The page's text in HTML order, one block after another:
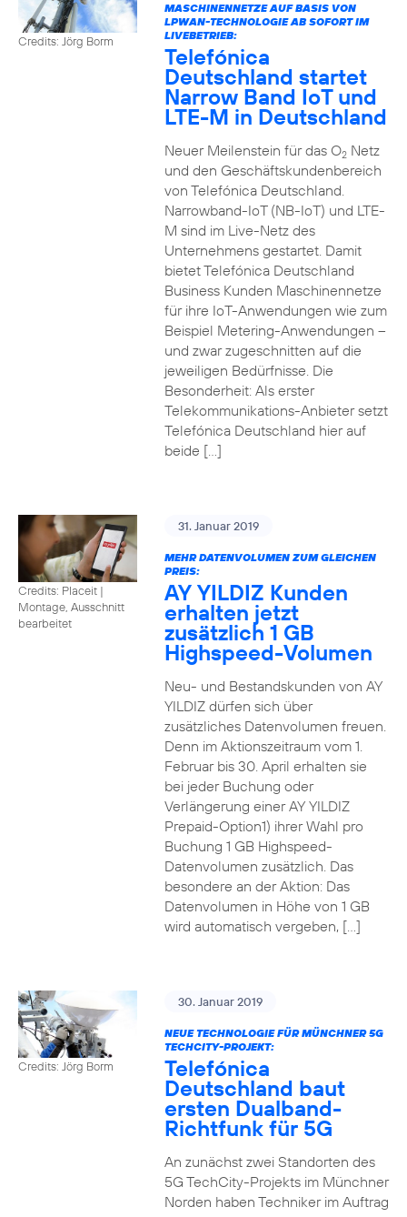
Credits: Jörg Borm
MASCHINENNETZE AUF BASIS VON
LPWAN-TECHNOLOGIE AB SOFORT IM
LIVEBETRIEB:
Telefónica
Deutschland startet
Narrow Band IoT und
LTE-M in Deutschland
Neuer Meilenstein für das O2Netz
und den Geschäftskundenbereich
von Telefónica Deutschland.
Narrowband-IoT (NB-IoT) und LTE-
M sind im Live-Netz des
Unternehmens gestartet. Damit
bietet Telefónica Deutschland
Business Kunden Maschinennetze
für ihre IoT-Anwendungen wie zum
Beispiel Metering-Anwendungen –
und zwar zugeschnitten auf die
jeweiligen Bedürfnisse. Die
Besonderheit: Als erster
Telekommunikations-Anbieter setzt
Telefónica Deutschland hier auf
beide […]
Credits: Placeit |
Montage, Ausschnitt
bearbeitet
31. Januar 2019
MEHR DATENVOLUMEN ZUM GLEICHEN
PREIS:
AY YILDIZ Kunden
erhalten jetzt
zusätzlich 1 GB
Highspeed-Volumen
Neu- und Bestandskunden von AY
YILDIZ dürfen sich über
zusätzliches Datenvolumen freuen.
Denn im Aktionszeitraum vom 1.
Februar bis 30. April erhalten sie
bei jeder Buchung oder
Verlängerung einer AY YILDIZ
Prepaid-Option1) ihrer Wahl pro
Buchung 1 GB Highspeed-
Datenvolumen zusätzlich. Das
besondere an der Aktion: Das
Datenvolumen in Höhe von 1 GB
wird automatisch vergeben, […]
Credits: Jörg Borm
30. Januar 2019
NEUE TECHNOLOGIE FÜR MÜNCHNER 5G
TECHCITY-PROJEKT:
Telefónica
Deutschland baut
ersten Dualband-
Richtfunk für 5G
An zunächst zwei Standorten des
5G TechCity-Projekts im Münchner
Norden haben Techniker im Auftrag